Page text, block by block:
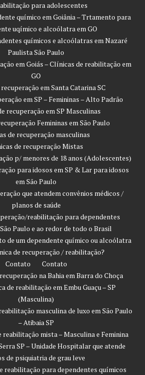
para adolescentes
químico em Goiânia – Trtamento para
uqímico e alcoólatra em GO
químicos e alcoólatras em Nazaré
Paulista São Paulo
em Goiás – Clínicas de reabilitação em
GO
em Santa Catarina SC
em SP – Femininas – Alto Padrão
recuperação em SP Masculinas
Femininas em São Paulo
de recuperação masculinas
de recuperação Mistas
p/ menores de 18 anos (Adolescentes)
para idosos em SP & Lar para idosos
em São Paulo
que atendem convênios médicos /
planos de saúde
reabilitação para dependentes
Paulo e ao redor de todo o Brasil
de um dependente químico ou alcoólatra
de recuperação / reabilitação?
Contato
Contato
na Bahia em Barra do Choça
de reabilitação em Embu Guaçu – SP
(Masculina)
masculina de luxo em São Paulo
– Atibaia SP
mista – Masculina e Feminina
SP – Unidade Hospitalar que atende
de psiquiatria de grau leve
reabilitação para dependentes químicos